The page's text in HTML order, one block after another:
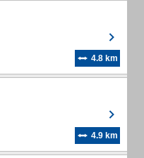
4.8 km
4.9 km